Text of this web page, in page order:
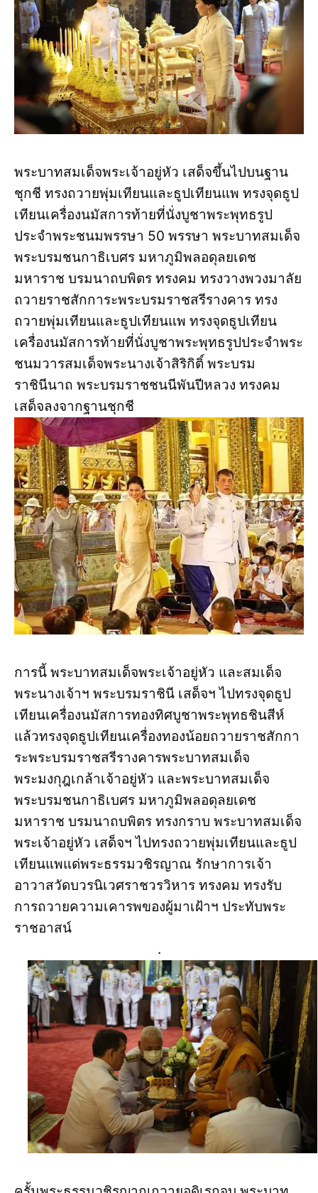
พระบาทสมเด็จพระเจ้าอยู่หัว เสด็จขึ้นไปบนฐาน
ชุกชี ทรงถวายพุ่มเทียนและธูปเทียนแพ ทรงจุดธูป
เทียนเครื่องนมัสการท้ายที่นั่งบูชาพระพุทธรูป
ประจำพระชนมพรรษา 50 พรรษา พระบาทสมเด็จ
พระบรมชนกาธิเบศร มหาภูมิพลอดุลยเดช
มหาราช บรมนาถบพิตร ทรงคม ทรงวางพวงมาลัย
ถวายราชสักการะพระบรมราชสรีรางคาร ทรง
ถวายพุ่มเทียนและธูปเทียนแพ ทรงจุดธูปเทียน
เครื่องนมัสการท้ายที่นั่งบูชาพระพุทธรูปประจำพระ
ชนมวารสมเด็จพระนางเจ้าสิริกิติ์ พระบรม
ราชินีนาถ พระบรมราชชนนีพันปีหลวง ทรงคม
เสด็จลงจากฐานชุกชี
การนี้ พระบาทสมเด็จพระเจ้าอยู่หัว และสมเด็จ
พระนางเจ้าฯ พระบรมราชินี เสด็จฯ ไปทรงจุดธูป
เทียนเครื่องนมัสการทองทิศบูชาพระพุทธชินสีห์
แล้วทรงจุดธูปเทียนเครื่องทองน้อยถวายราชสักกา
ระพระบรมราชสรีรางคารพระบาทสมเด็จ
พระมงกุฎเกล้าเจ้าอยู่หัว และพระบาทสมเด็จ
พระบรมชนกาธิเบศร มหาภูมิพลอดุลยเดช
มหาราช บรมนาถบพิตร ทรงกราบ พระบาทสมเด็จ
พระเจ้าอยู่หัว เสด็จฯ ไปทรงถวายพุ่มเทียนและธูป
เทียนแพแด่พระธรรมวชิรญาณ รักษาการเจ้า
อาวาสวัดบวรนิเวศราชวรวิหาร ทรงคม ทรงรับ
การถวายความเคารพของผู้มาเฝ้าฯ ประทับพระ
ราชอาสน์
.